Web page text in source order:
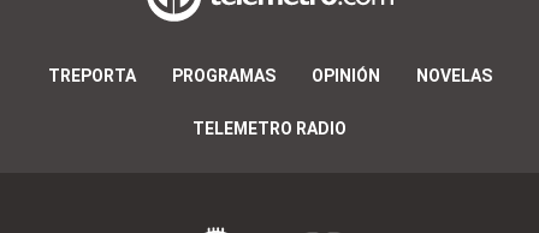
TREPORTA PROGRAMAS OPINIÓN NOVELAS
TELEMETRO RADIO